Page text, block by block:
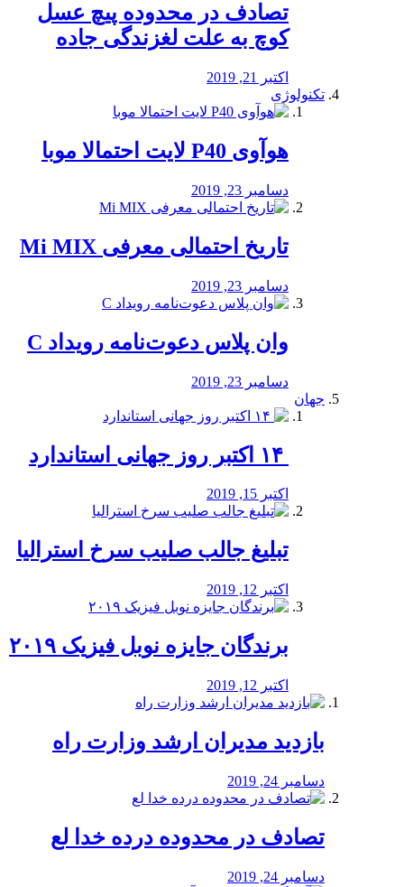
تصادف در محدوده پیچ عسل
کوچ به علت لغزندگی جاده
اکتبر 21, 2019
تکنولوژی
هوآوی P40 لایت احتمالا موبا
دسامبر 23, 2019
تاریخ احتمالی معرفی Mi MIX
دسامبر 23, 2019
وان پلاس دعوت‌نامه رویداد C
دسامبر 23, 2019
جهان
اکتبر 15, 2019
تبلیغ جالب صلیب سرخ استرالیا
اکتبر 12, 2019
برندگان جایزه نوبل فیزیک ۲۰۱۹
اکتبر 12, 2019
بازدید مدیران ارشد وزارت راه
دسامبر 24, 2019
تصادف در محدوده درده خدا لع
دسامبر 24, 2019